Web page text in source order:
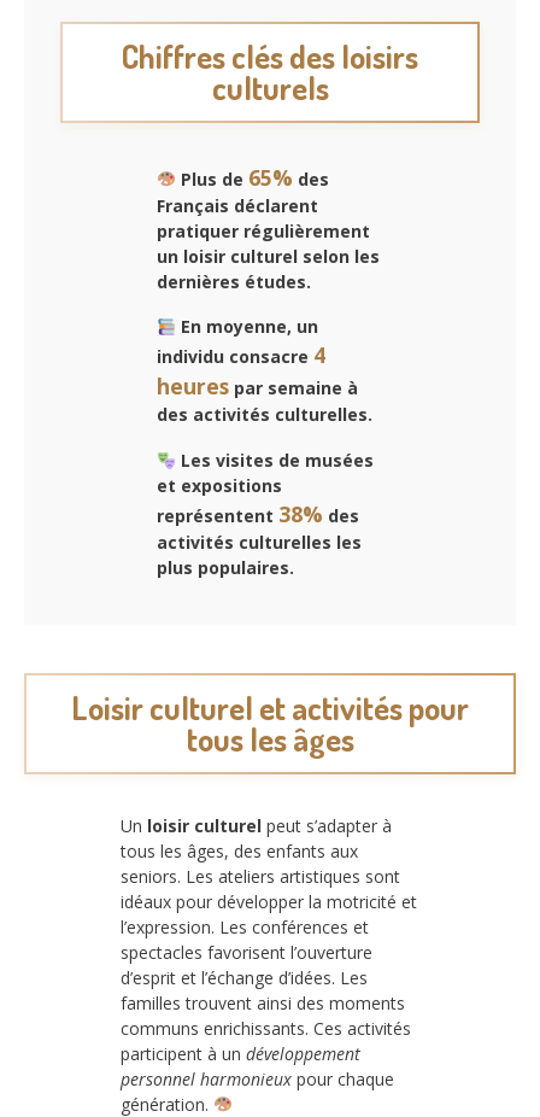
Chiffres clés des loisirs
culturels
Plus de 65% des
Français déclarent
pratiquer régulièrement
un loisir culturel selon les
dernières études.
En moyenne, un
individu consacre 4
heures par semaine à
des activités culturelles.
Les visites de musées
et expositions
représentent 38% des
activités culturelles les
plus populaires.
Loisir culturel et activités pour
tous les âges
Un loisir culturel peut s’adapter à
tous les âges, des enfants aux
seniors. Les ateliers artistiques sont
idéaux pour développer la motricité et
l’expression. Les conférences et
spectacles favorisent l’ouverture
d’esprit et l’échange d’idées. Les
familles trouvent ainsi des moments
communs enrichissants. Ces activités
participent à un développement
personnel harmonieux pour chaque
génération.